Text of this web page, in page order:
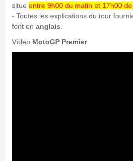
situe entre 9h00 du matin et 17h00 de
- Toutes les explications du tour
font en anglais
Vídeo MotoGP Premier